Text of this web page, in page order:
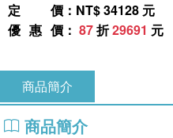
定價 ：NT$ 34128 元
優惠價 ： 87折29691 元
商品簡介
商品簡介